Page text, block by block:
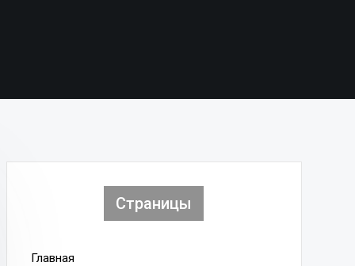
Страницы
Главная